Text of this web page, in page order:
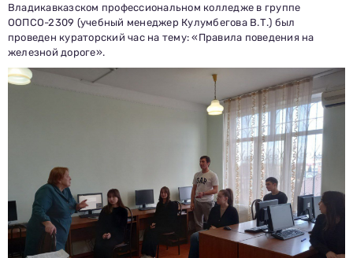
Владикавказском профессиональном колледже в группе
ООПСО-2309 (учебный менеджер Кулумбегова В.Т.) был
проведен кураторский час на тему: «Правила поведения на
железной дороге».
Отправить заявку
Нажимая кнопку «Отправить», я даю согласие на обработку моих персональных
данных в соответствии с Федеральным законом от 27.07.2006 № 152-ФЗ «О
персональных данных», на условиях и для целей, определенных в
отношении обработки персональных данных.
В течение 15-20 минут с вами свяжется специалист
приемной комиссии, ответит на все вопросы и поможет